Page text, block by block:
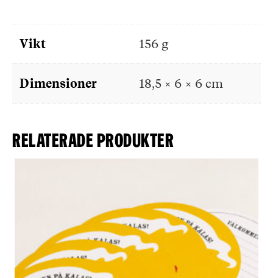
Vikt 156 g
Dimensioner 18,5 × 6 × 6 cm
Relaterade produkter